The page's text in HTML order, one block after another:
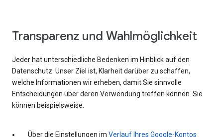
Transparenz und Wahlmöglichkeit
Jeder hat unterschiedliche Bedenken im Hinblick auf den
Datenschutz. Unser Ziel ist, Klarheit darüber zu schaffen,
welche Informationen wir erheben, damit Sie sinnvolle
Entscheidungen über deren Verwendung treffen können. Sie
können beispielsweise:
Über die Einstellungen im Verlauf Ihres Google-Kontos